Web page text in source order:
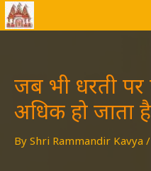
Skip
to
जब भी धरती
अधिक हो जाता है
By Shri Rammandir Kavya /